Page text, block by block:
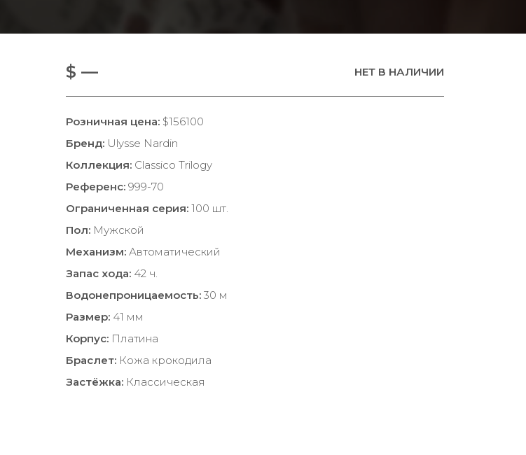
$ — НЕТ В НАЛИЧИИ
Розничная цена: $156100
Бренд: Ulysse Nardin
Коллекция: Classico Trilogy
Референс: 999-70
Ограниченная серия: 100 шт.
Пол: Мужской
Механизм: Автоматический
Запас хода: 42 ч.
Водонепроницаемость: 30 м
Размер: 41 мм
Корпус: Платина
Браслет: Кожа крокодила
Застёжка: Классическая